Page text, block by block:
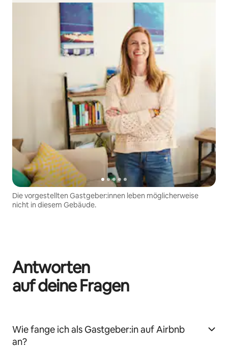
Die vorgestellten Gastgeber:innen leben möglicherweise
nicht in diesem Gebäude.
Antworten
auf deine Fragen
Wie fange ich als Gastgeber:in auf Airbnb
an?